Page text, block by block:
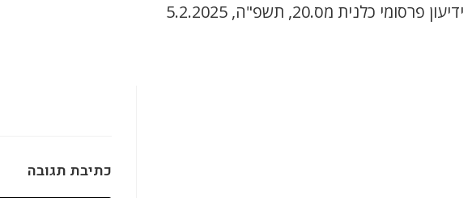
ידיעון פרסומי כלנית מס.20, תשפ"ה, 5.2.2025
כתיבת תגובה